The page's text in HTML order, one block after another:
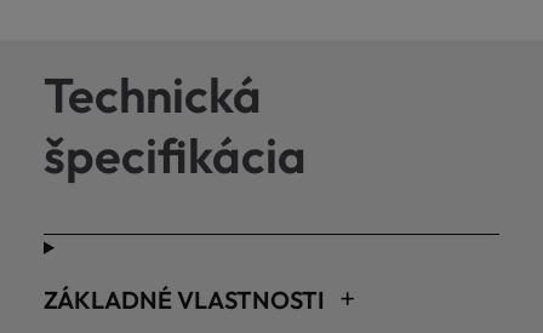
Technická
špecifikácia
ZÁKLADNÉ VLASTNOSTI